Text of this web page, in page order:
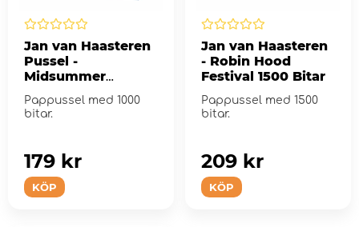
Jan van Haasteren
Pussel -
Midsummer
Pappussel med 1000
bitar.
KÖP
179 kr
Jan van Haasteren
- Robin Hood
Festival 1500 Bitar
Pappussel med 1500
bitar.
KÖP
209 kr